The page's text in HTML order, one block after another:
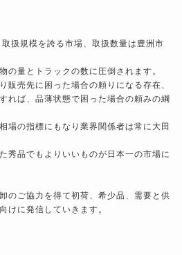
扱規模を誇る市場、取扱数量は豊洲市
の量とトラックの数に圧倒されます。
販売先に困った場合の頼りになる存在、
れば、品薄状態で困った場合の頼みの綱
場の指標にもなり業界関係者は常に大田
秀品でもよりいいものが日本一の市場に
のご協力を得て初荷、希少品、需要と供
けに発信していきます。